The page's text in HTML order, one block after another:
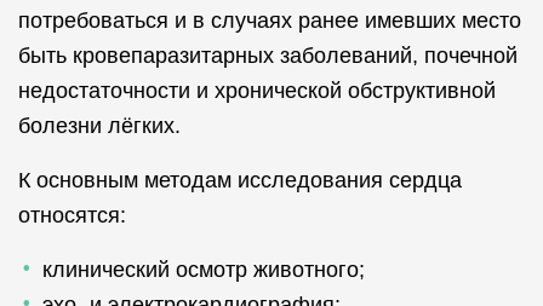
потребоваться и в случаях ранее имевших место
быть кровепаразитарных заболеваний, почечной
недостаточности и хронической обструктивной
болезни лёгких.
К основным методам исследования сердца
относятся:
клинический осмотр животного;